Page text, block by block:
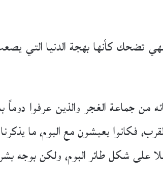
تضحك كأنها بهجة الدنيا التي
من جماعة الغجر والذين عرفوا
فكانوا يعيشون مع البوم، ما
على شكل طائر البوم، ولكن بوجه